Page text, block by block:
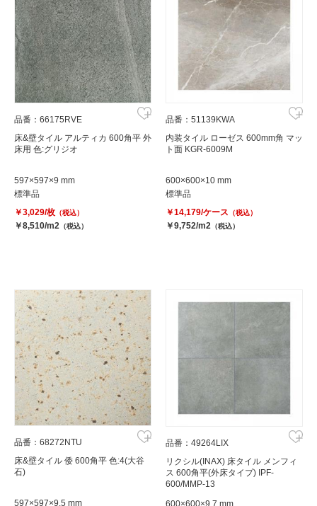
品番：66175RVE
床&壁タイル アルティカ 600角平 外
床用 色:グリジオ
597×597×9 mm
標準品
￥3,029/枚 （税込）
￥8,510/m2 （税込）
品番：51139KWA
内装タイル ローゼス 600mm角 マッ
ト面 KGR-6009M
600×600×10 mm
標準品
￥14,179/ケース （税込）
￥9,752/m2 （税込）
品番：68272NTU
床&壁タイル 倭 600角平 色:4(大谷
石)
597×597×9.5 mm
品番：49264LIX
リクシル(INAX) 床タイル メンフィ
ス 600角平(外床タイプ) IPF-
600/MMP-13
600×600×9.7 mm